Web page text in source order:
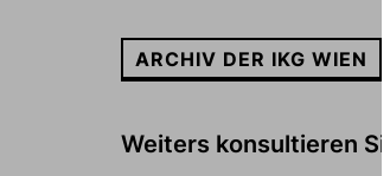
ARCHIV DER IKG WIEN
Weiters konsultieren